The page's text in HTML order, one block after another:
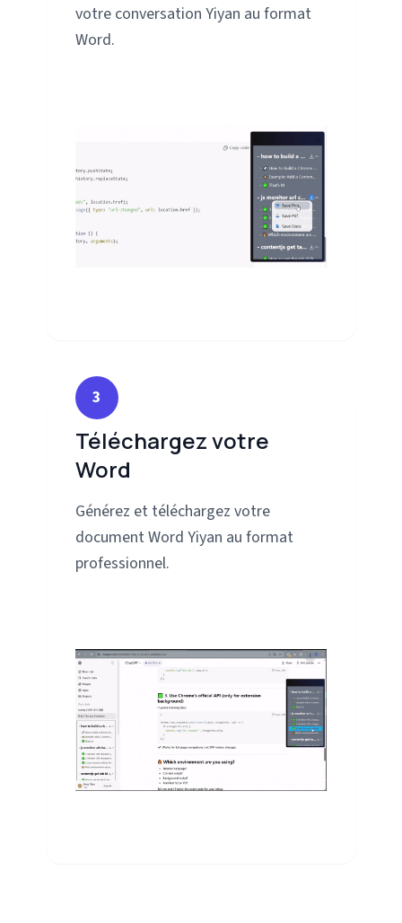
votre conversation Yiyan au format
Word.
3
Téléchargez votre
Word
Générez et téléchargez votre
document Word Yiyan au format
professionnel.